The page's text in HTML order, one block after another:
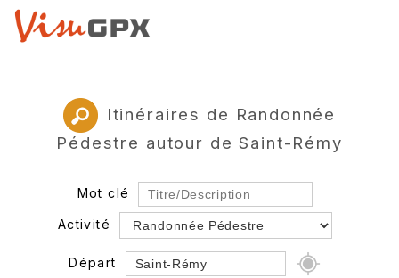
Itinéraires de Randonnée
Pédestre autour de Saint-Rémy
Mot clé
Activité
Départ